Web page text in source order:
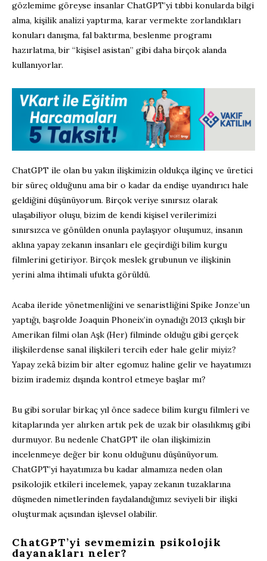
gözlemime göreyse insanlar ChatGPT’yi tıbbi konularda bilgi
alma, kişilik analizi yaptırma, karar vermekte zorlandıkları
konuları danışma, fal baktırma, beslenme programı
hazırlatma, bir “kişisel asistan” gibi daha birçok alanda
kullanıyorlar.
ChatGPT ile olan bu yakın ilişkimizin oldukça ilginç ve üretici
bir süreç olduğunu ama bir o kadar da endişe uyandırıcı hale
geldiğini düşünüyorum. Birçok veriye sınırsız olarak
ulaşabiliyor oluşu, bizim de kendi kişisel verilerimizi
sınırsızca ve gönülden onunla paylaşıyor oluşumuz, insanın
aklına yapay zekanın insanları ele geçirdiği bilim kurgu
filmlerini getiriyor. Birçok meslek grubunun ve ilişkinin
yerini alma ihtimali ufukta görüldü.
Acaba ileride yönetmenliğini ve senaristliğini Spike Jonze’un
yaptığı, başrolde Joaquin Phoneix’in oynadığı 2013 çıkışlı bir
Amerikan filmi olan Aşk (Her) filminde olduğu gibi gerçek
ilişkilerdense sanal ilişkileri tercih eder hale gelir miyiz?
Yapay zekâ bizim bir alter egomuz haline gelir ve hayatımızı
bizim irademiz dışında kontrol etmeye başlar mı?
Bu gibi sorular birkaç yıl önce sadece bilim kurgu filmleri ve
kitaplarında yer alırken artık pek de uzak bir olasılıkmış gibi
durmuyor. Bu nedenle ChatGPT ile olan ilişkimizin
incelenmeye değer bir konu olduğunu düşünüyorum.
ChatGPT’yi hayatımıza bu kadar almamıza neden olan
psikolojik etkileri incelemek, yapay zekanın tuzaklarına
düşmeden nimetlerinden faydalandığımız seviyeli bir ilişki
oluşturmak açısından işlevsel olabilir.
ChatGPT’yi sevmemizin psikolojik
dayanakları neler?